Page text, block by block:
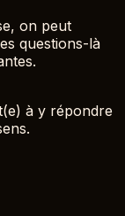
on peut
questions-là
à y répondre